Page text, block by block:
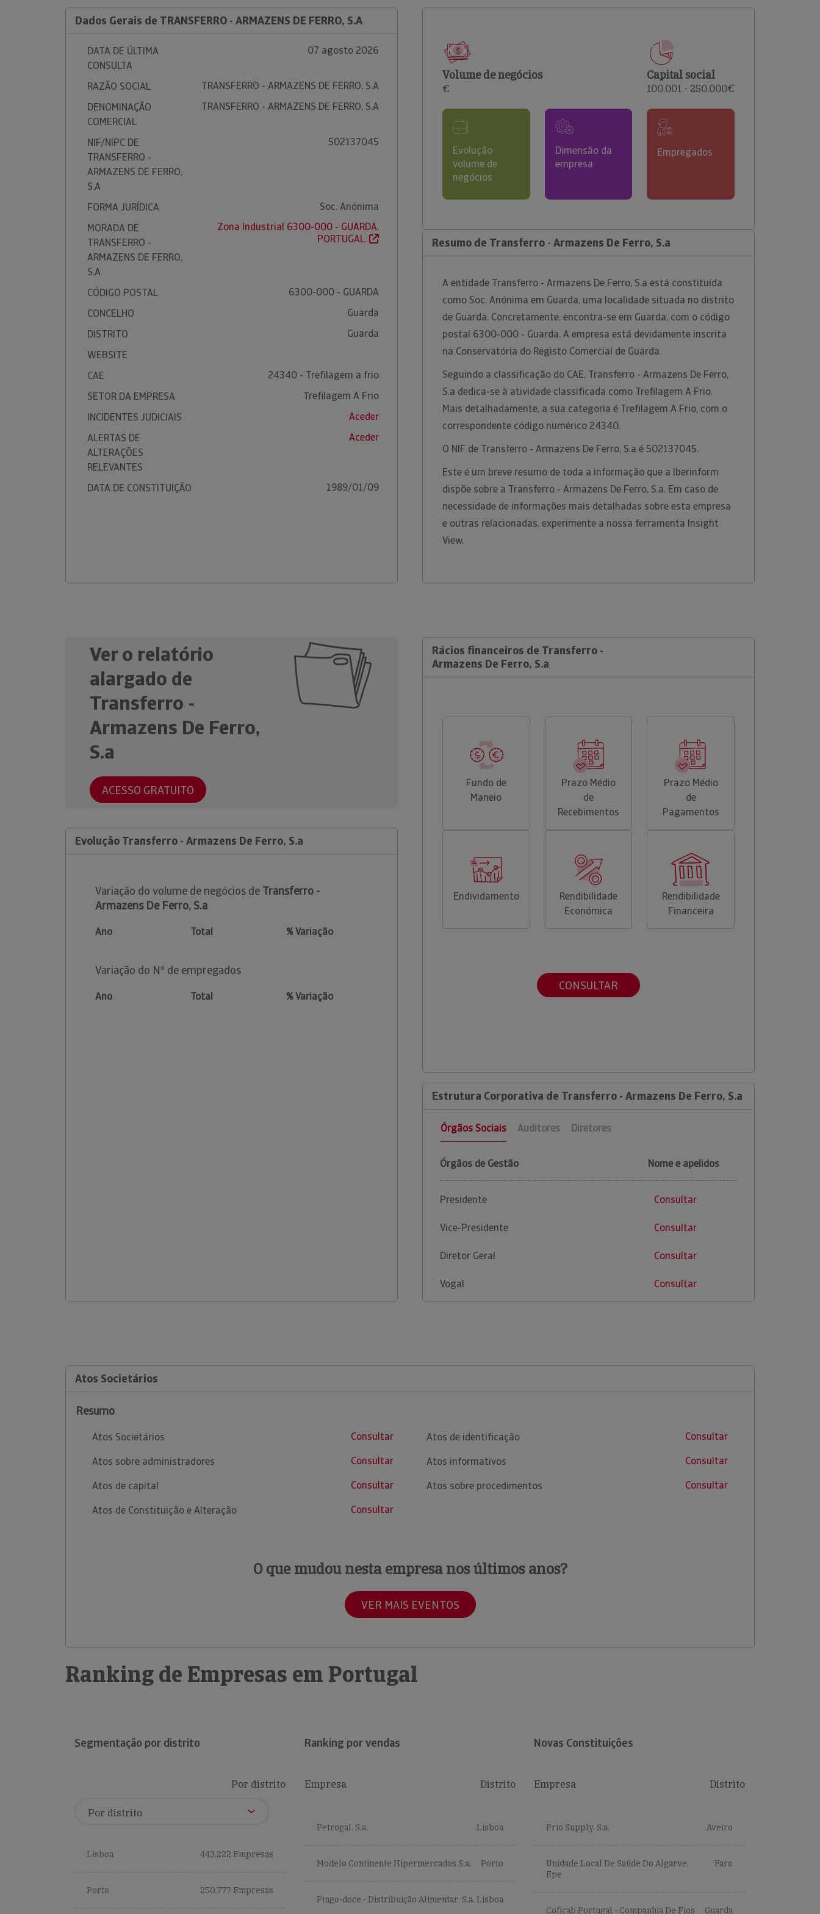
comerciais e analisar o risco de incumprimento dos
Dados Gerais de TRANSFERRO - ARMAZENS DE FERRO, S.A
DATA DE ÚLTIMA
CONSULTA
07 agosto 2026
RAZÃO SOCIAL
TRANSFERRO - ARMAZENS DE FERRO, S.A
DENOMINAÇÃO
COMERCIAL
TRANSFERRO - ARMAZENS DE FERRO, S.A
NIF/NIPC DE
TRANSFERRO -
ARMAZENS DE FERRO,
S.A
502137045
FORMA JURÍDICA
Soc. Anónima
MORADA DE
TRANSFERRO -
ARMAZENS DE FERRO,
S.A
Zona Industrial 6300-000 - GUARDA.
PORTUGAL.
CÓDIGO POSTAL
6300-000 - GUARDA
CONCELHO
Guarda
DISTRITO
Guarda
WEBSITE
CAE
24340 - Trefilagem a frio
SETOR DA EMPRESA
Trefilagem A Frio
INCIDENTES JUDICIAIS
Aceder
ALERTAS DE
ALTERAÇÕES
RELEVANTES
Aceder
DATA DE CONSTITUIÇÃO 1989/01/09
Volume de negócios
€
Capital social
100.001 - 250.000€
Evolução
volume de
negócios
Dimensão da
empresa
Empregados
Resumo de Transferro - Armazens De Ferro, S.a
A entidade Transferro - Armazens De Ferro, S.a está constituída
como Soc. Anónima em Guarda, uma localidade situada no distrito
de Guarda. Concretamente, encontra-se em Guarda, com o código
postal 6300-000 - Guarda. A empresa está devidamente inscrita
na Conservatória do Registo Comercial de Guarda.
Seguindo a classificação do CAE, Transferro - Armazens De Ferro,
S.a dedica-se à atividade classificada como Trefilagem A Frio.
Mais detalhadamente, a sua categoria é Trefilagem A Frio, com o
correspondente código numérico 24340.
O NIF de Transferro - Armazens De Ferro, S.a é 502137045.
Este é um breve resumo de toda a informação que a Iberinform
dispõe sobre a Transferro - Armazens De Ferro, S.a. Em caso de
necessidade de informações mais detalhadas sobre esta empresa
e outras relacionadas, experimente a nossa ferramenta Insight
View.
Ver o relatório
alargado de
Transferro -
Armazens De Ferro,
S.a
ACESSO GRATUITO
Evolução Transferro - Armazens De Ferro, S.a
Variação do volume de negócios de Transferro -
Armazens De Ferro, S.a
Ano Total % Variação
Variação do Nº de empregados
Ano Total % Variação
Rácios financeiros de Transferro -
Armazens De Ferro, S.a
Fundo de
Maneio
Prazo Médio
de
Recebimentos
Prazo Médio
de
Pagamentos
Endividamento
Rendibilidade
Económica
Rendibilidade
Financeira
CONSULTAR
Estrutura Corporativa de Transferro - Armazens De Ferro, S.a
Órgãos Sociais Auditores Diretores
Órgãos de Gestão Nome e apelidos
Presidente Consultar
Vice-Presidente Consultar
Diretor Geral Consultar
Vogal Consultar
Atos Societários
Resumo
Atos Societários
Consultar
Atos sobre administradores
Consultar
Atos de capital
Consultar
Atos de Constituição e Alteração
Consultar
Atos de identificação
Consultar
Atos informativos
Consultar
Atos sobre procedimentos
Consultar
O que mudou nesta empresa nos últimos anos?
VER MAIS EVENTOS
Ranking de Empresas em Portugal
Segmentação por distrito
Por distrito
Lisboa 443,222 Empresas
Porto 250,777 Empresas
Ranking por vendas
Empresa Distrito
Petrogal, S.a. Lisboa
Modelo Continente Hipermercados S.a. Porto
Pingo-doce - Distribuição Alimentar, S.a. Lisboa
Novas Constituições
Empresa Distrito
Prio Supply, S.a. Aveiro
Unidade Local De Saúde Do Algarve,
Epe
Faro
Coficab Portugal - Companhia De Fios Guarda